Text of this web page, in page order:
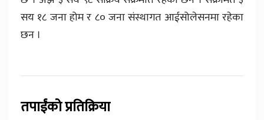
सय १८ जना होम र ८० जना संस्थागत आईसोलेसनमा रहेका
छन ।
तपाईंको प्रतिक्रिया